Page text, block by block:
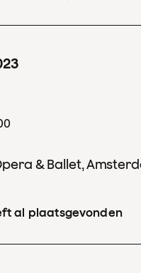
& Ballet,
al plaatsgevonden